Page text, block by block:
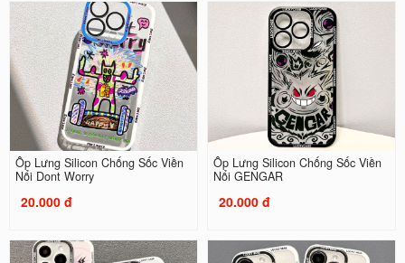
Ốp Lưng Silicon Chống Sốc Viền
Nổi Dont Worry
20.000 đ
Ốp Lưng Silicon Chống Sốc Viền
Nổi GENGAR
20.000 đ